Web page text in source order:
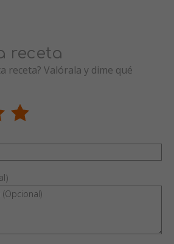
receta
receta? Valórala y dime qué